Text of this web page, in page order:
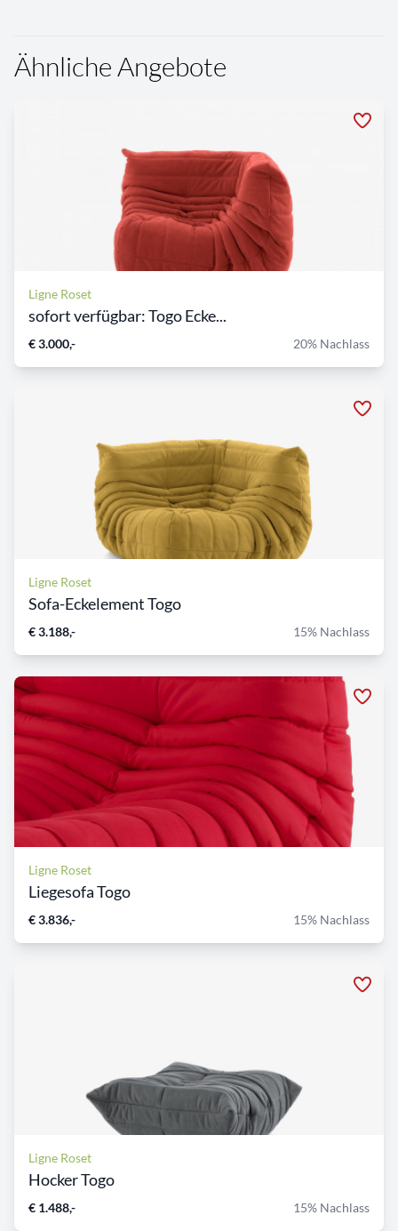
Ähnliche Angebote
Ligne Roset
sofort verfügbar: Togo Ecke...
€ 3.000,- 20% Nachlass
Ligne Roset
Sofa-Eckelement Togo
€ 3.188,- 15% Nachlass
Ligne Roset
Liegesofa Togo
€ 3.836,- 15% Nachlass
Ligne Roset
Hocker Togo
€ 1.488,- 15% Nachlass